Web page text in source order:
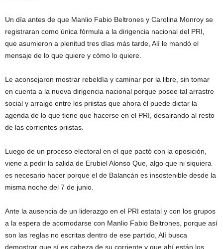
Un día antes de que Manlio Fabio Beltrones y Carolina Monroy se
registraran como única fórmula a la dirigencia nacional del PRI,
que asumieron a plenitud tres días más tarde, Alí le mandó el
mensaje de lo que quiere y cómo lo quiere.
Le aconsejaron mostrar rebeldía y caminar por la libre, sin tomar
en cuenta a la nueva dirigencia nacional porque posee tal arrastre
social y arraigo entre los priistas que ahora él puede dictar la
agenda de lo que tiene que hacerse en el PRI, desairando al resto
de las corrientes priistas.
Luego de un proceso electoral en el que pactó con la oposición,
viene a pedir la salida de Erubiel Alonso Que, algo que ni siquiera
es necesario hacer porque el de Balancán es insostenible desde la
misma noche del 7 de junio.
Ante la ausencia de un liderazgo en el PRI estatal y con los grupos
a la espera de acomodarse con Manlio Fabio Beltrones, porque así
son las reglas no escritas dentro de ese partido, Alí busca
demostrar que sí es cabeza de su corriente y que ahí están los